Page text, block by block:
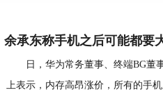
余承东称手机之后可能都要
日，华为常务董事、终端BG董
上表示，内存高昂涨价，所有的手